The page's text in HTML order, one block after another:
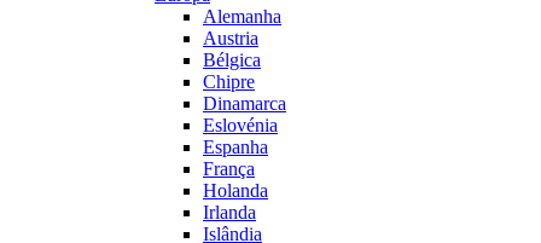
Alemanha
Austria
Bélgica
Chipre
Dinamarca
Eslovénia
Espanha
França
Holanda
Irlanda
Islândia